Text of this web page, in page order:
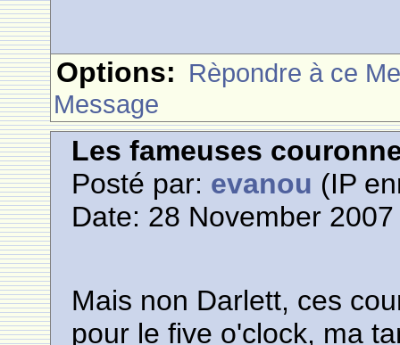
Options: Rèpondre à ce
Message
Les fameuses
Posté par: evanou (IP
Date: 28 November
Mais non Darlett, ces
pour le five o'clock, ma